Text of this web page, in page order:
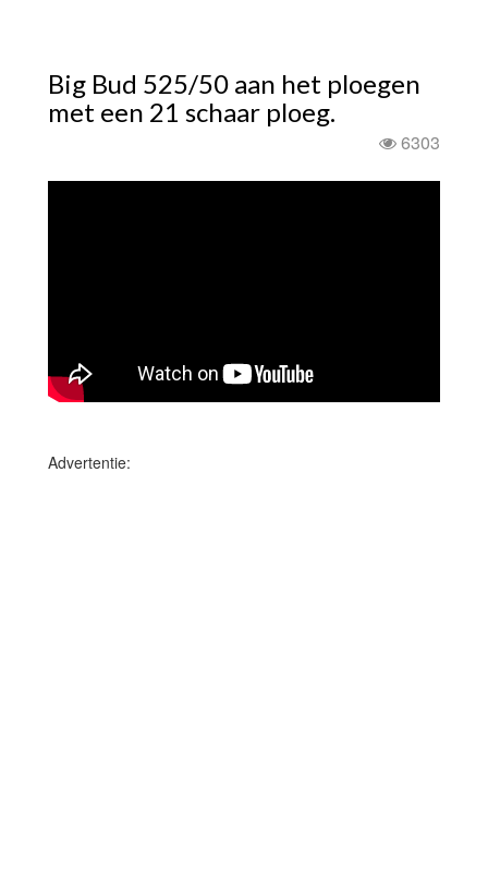
Big Bud 525/50 aan het ploegen
met een 21 schaar ploeg.
6303
Advertentie: